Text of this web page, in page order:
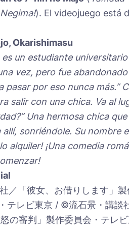
Negima!). El videojuego está
Okarishimasu
un estudiante
vez, pero fue
pasar por eso nunca más.”
salir con una chica. Va al
Una hermosa chica
sonriéndole. Su nombre
alquiler! ¡Una comedia
／「彼女、お借りします」
テレビ東京 / ©流石景・講
の審判」製作委員会・テレ